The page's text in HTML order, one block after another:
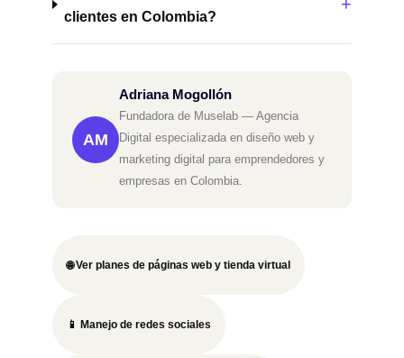
clientes en Colombia?
AM
Adriana Mogollón
Fundadora de Muselab — Agencia
Digital especializada en diseño web y
marketing digital para emprendedores y
empresas en Colombia.
🌐 Ver planes de páginas web y tienda virtual
📱 Manejo de redes sociales